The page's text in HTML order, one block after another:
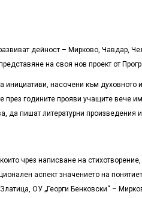
дейност – Мирково, Чавдар,
на своя нов проект от
насочени към
през годините прояви учащите вече
да пишат литературни произведения
чрез написване на
аспект значението на
ОУ „Георги Бенковски“ –